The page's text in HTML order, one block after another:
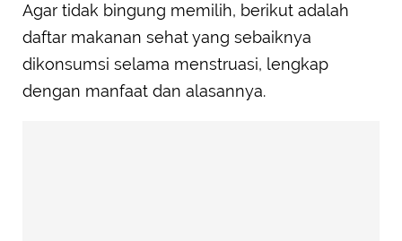
Agar tidak bingung memilih, berikut adalah
daftar makanan sehat yang sebaiknya
dikonsumsi selama menstruasi, lengkap
dengan manfaat dan alasannya.